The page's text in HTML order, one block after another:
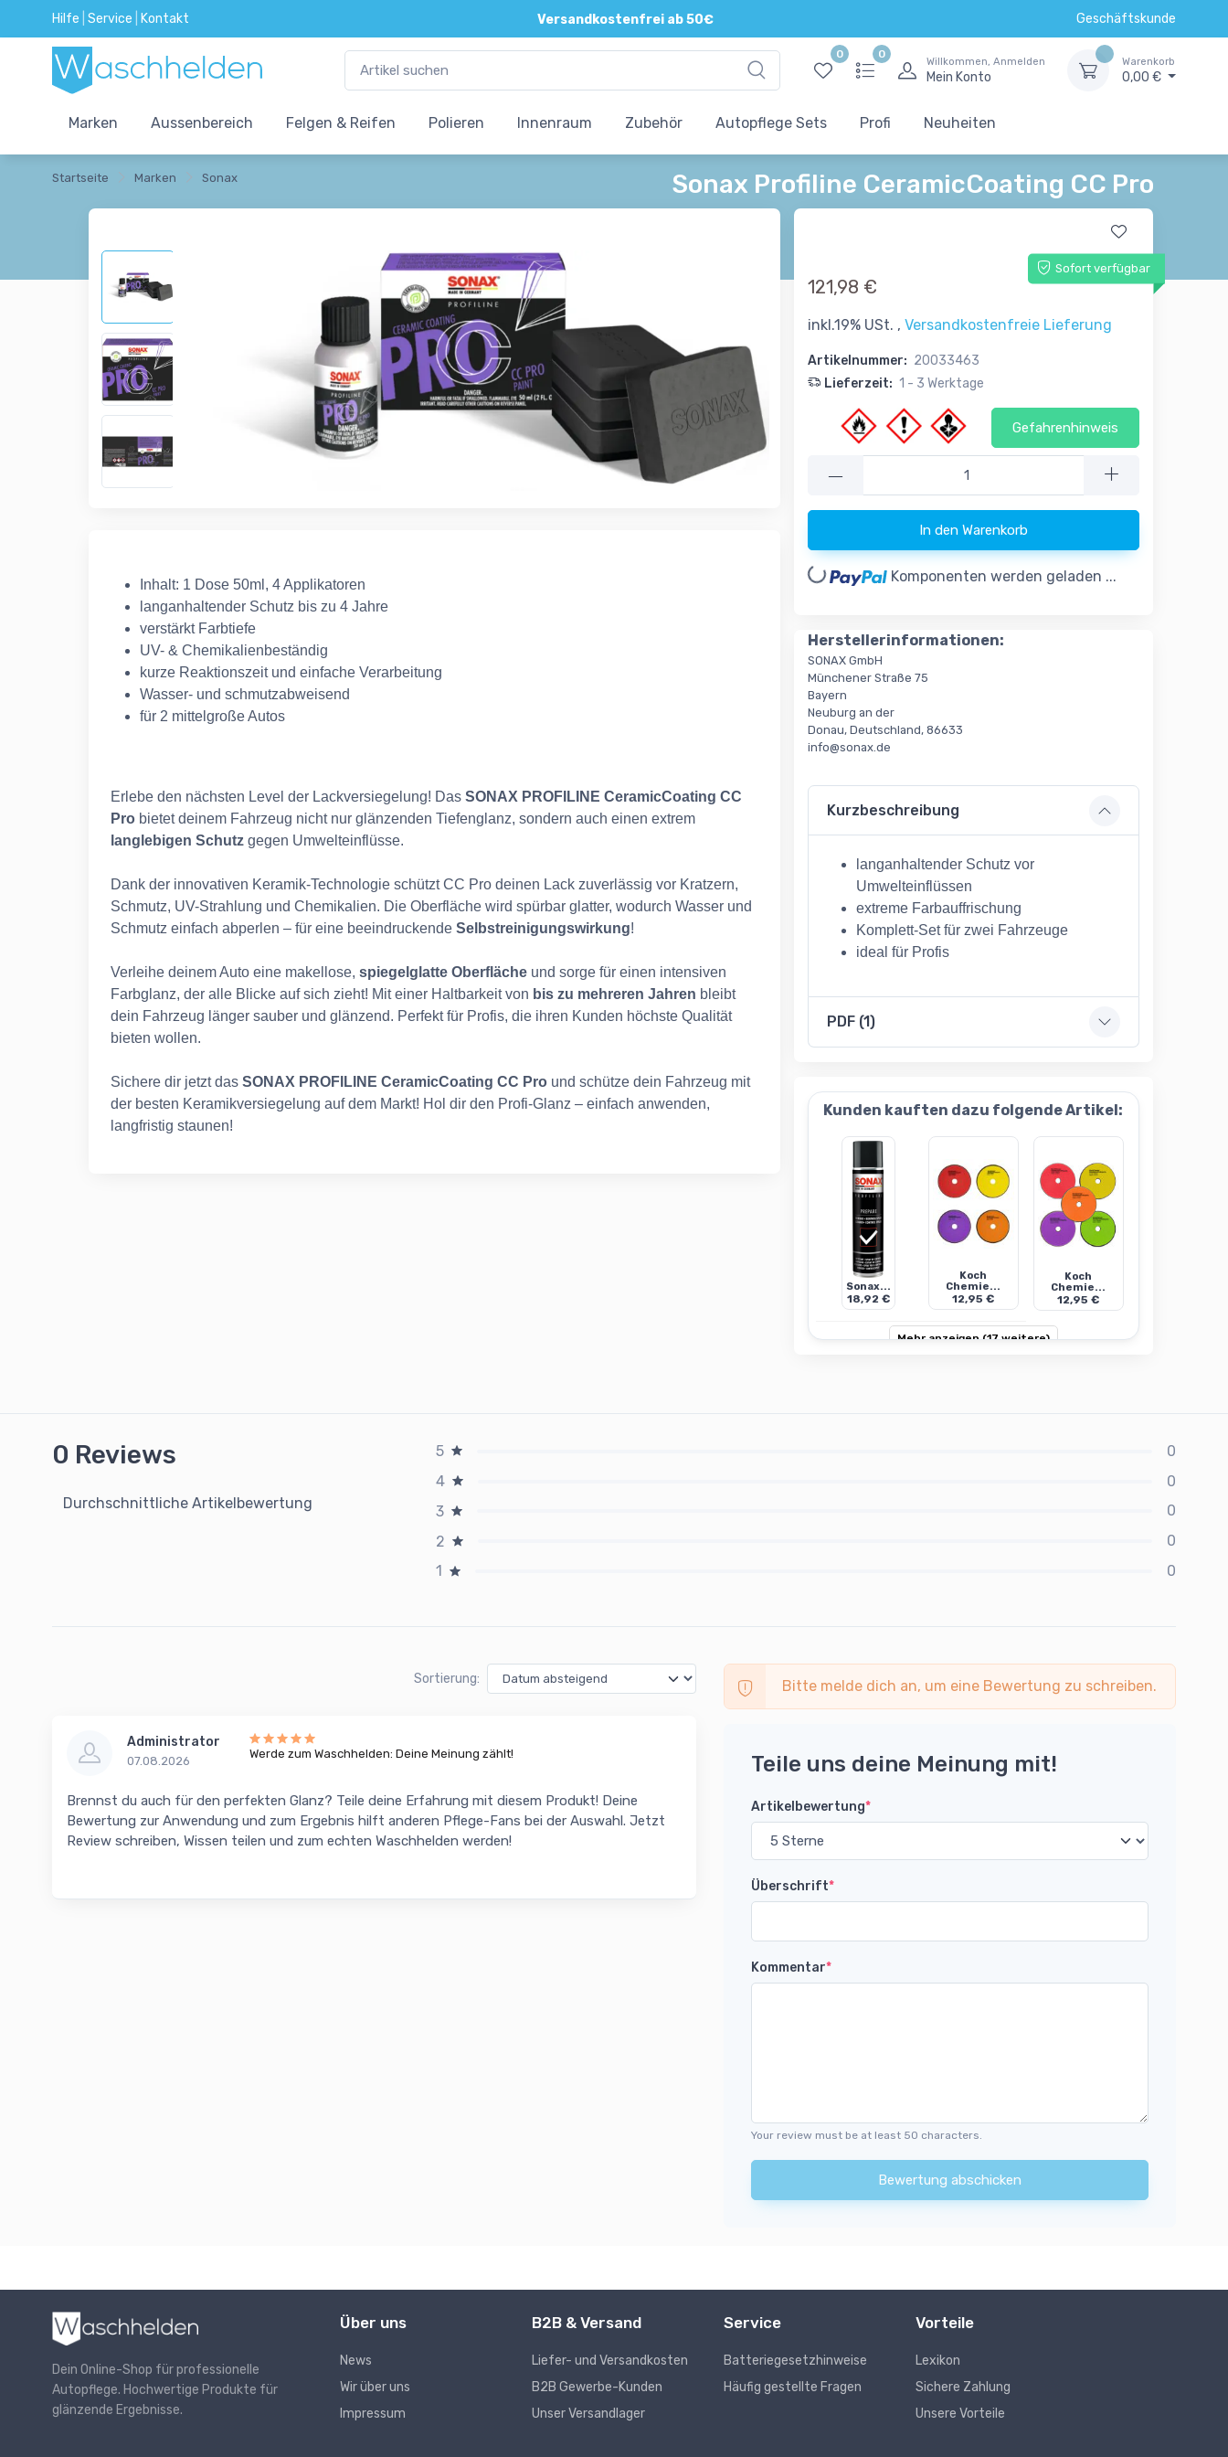
Hilfe Service Kontakt Versandkostenfrei ab 50€ Geschäftskunde
0 0
Willkommen, Anmelden
Mein Konto
Warenkorb
0,00 €
Marken Aussenbereich Felgen & Reifen Polieren Innenraum Zubehör Autopflege Sets Profi Neuheiten
Startseite Marken Sonax Sonax Profiline CeramicCoating CC Pro
Inhalt: 1 Dose 50ml, 4 Applikatoren
langanhaltender Schutz bis zu 4 Jahre
verstärkt Farbtiefe
UV- & Chemikalienbeständig
kurze Reaktionszeit und einfache Verarbeitung
Wasser- und schmutzabweisend
für 2 mittelgroße Autos
Erlebe den nächsten Level der Lackversiegelung! Das SONAX PROFILINE CeramicCoating CC
Pro bietet deinem Fahrzeug nicht nur glänzenden Tiefenglanz, sondern auch einen extrem
langlebigen Schutz gegen Umwelteinflüsse.
Dank der innovativen Keramik-Technologie schützt CC Pro deinen Lack zuverlässig vor Kratzern,
Schmutz, UV-Strahlung und Chemikalien. Die Oberfläche wird spürbar glatter, wodurch Wasser und
Schmutz einfach abperlen – für eine beeindruckende Selbstreinigungswirkung!
Verleihe deinem Auto eine makellose, spiegelglatte Oberfläche und sorge für einen intensiven
Farbglanz, der alle Blicke auf sich zieht! Mit einer Haltbarkeit von bis zu mehreren Jahren bleibt
dein Fahrzeug länger sauber und glänzend. Perfekt für Profis, die ihren Kunden höchste Qualität
bieten wollen.
Sichere dir jetzt das SONAX PROFILINE CeramicCoating CC Pro und schütze dein Fahrzeug mit
der besten Keramikversiegelung auf dem Markt! Hol dir den Profi-Glanz – einfach anwenden,
langfristig staunen!
Sofort verfügbar
121,98 €
inkl.19% USt. , Versandkostenfreie Lieferung
Artikelnummer: 20033463
Lieferzeit: 1 - 3 Werktage
Gefahrenhinweis
—
In den Warenkorb
Loading... Komponenten werden geladen ...
Herstellerinformationen:
SONAX GmbH
Münchener Straße 75
Bayern
Neuburg an der
Donau, Deutschland, 86633
info@sonax.de
Kurzbeschreibung
langanhaltender Schutz vor
Umwelteinflüssen
extreme Farbauffrischung
Komplett-Set für zwei Fahrzeuge
ideal für Profis
PDF (1)
Kunden kauften dazu folgende Artikel:
Sonax...
18,92 €
Koch
Chemie...
12,95 €
Koch
Chemie...
12,95 €
Mehr anzeigen (17 weitere)
0 Reviews
Durchschnittliche Artikelbewertung
5
0
4
0
3
0
2
0
1
0
Sortierung:
Administrator
07.08.2026
Werde zum Waschhelden: Deine Meinung zählt!
Brennst du auch für den perfekten Glanz? Teile deine Erfahrung mit diesem Produkt! Deine
Bewertung zur Anwendung und zum Ergebnis hilft anderen Pflege-Fans bei der Auswahl. Jetzt
Review schreiben, Wissen teilen und zum echten Waschhelden werden!
Bitte melde dich an, um eine Bewertung zu schreiben.
Teile uns deine Meinung mit!
Artikelbewertung*
Überschrift*
Kommentar*
Your review must be at least 50 characters.
Bewertung abschicken
Dein Online-Shop für professionelle
Autopflege. Hochwertige Produkte für
glänzende Ergebnisse.
Über uns
News
Wir über uns
Impressum
B2B & Versand
Liefer- und Versandkosten
B2B Gewerbe-Kunden
Unser Versandlager
Service
Batteriegesetzhinweise
Häufig gestellte Fragen
Vorteile
Lexikon
Sichere Zahlung
Unsere Vorteile